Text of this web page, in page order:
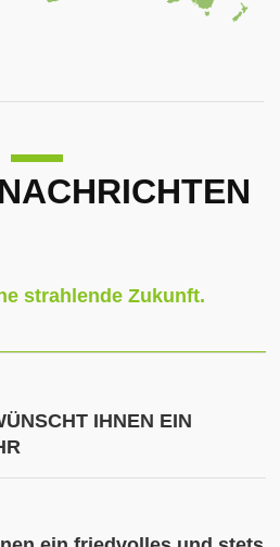
strahlende Zukunft.
IHNEN EIN